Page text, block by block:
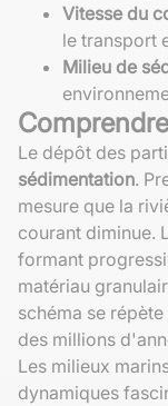
Vitesse du
le transport
Milieu de
Le dépôt des
sédimentation.
mesure que la
courant diminue.
formant
matériau
schéma se
des millions
Les milieux
dynamiques